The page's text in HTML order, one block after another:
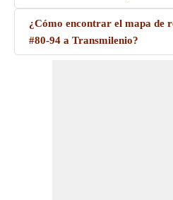
¿Cómo encontrar el mapa de
#80-94 a Transmilenio?